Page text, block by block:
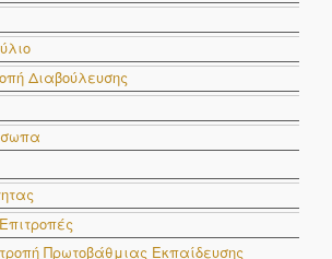
Διαβούλευσης
Πρωτοβάθμιας Εκπαίδευσης